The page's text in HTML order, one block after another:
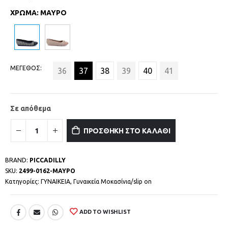
ΧΡΩΜΑ: ΜΑΥΡΟ
ΜΕΓΕΘΟΣ 36 37 38 39 40 41
Σε απόθεμα
ΠΡΟΣΘΗΚΗ ΣΤΟ ΚΑΛΑΘΙ
BRAND: PICCADILLY
SKU: 2499-0162-ΜΑΥΡΟ
Κατηγορίες: ΓΥΝΑΙΚΕΙΑ, Γυναικεία Μοκασίνια/slip on
ADD TO WISHLIST